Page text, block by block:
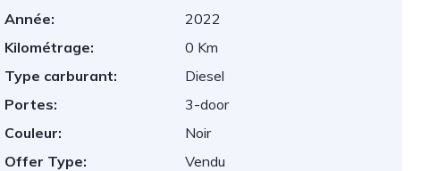
Année:
2022
Kilométrage:
0 Km
Type carburant:
Diesel
Portes:
3-door
Couleur:
Noir
Offer Type:
Vendu